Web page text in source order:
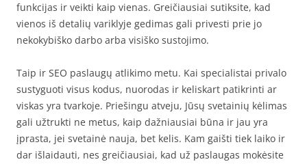
funkcijas ir veikti kaip vienas. Greičiausiai sutiksite, kad
vienos iš detalių variklyje gedimas gali privesti prie jo
nekokybiško darbo arba visiško sustojimo.
Taip ir SEO paslaugų atlikimo metu. Kai specialistai privalo
sustyguoti visus kodus, nuorodas ir keliskart patikrinti ar
viskas yra tvarkoje. Priešingu atveju, Jūsų svetainių kėlimas
gali užtrukti ne metus, kaip dažniausiai būna ir jau yra
įprasta, jei svetainė nauja, bet kelis. Kam gaišti tiek laiko ir
dar išlaidauti, nes greičiausiai, kad už paslaugas mokėsite